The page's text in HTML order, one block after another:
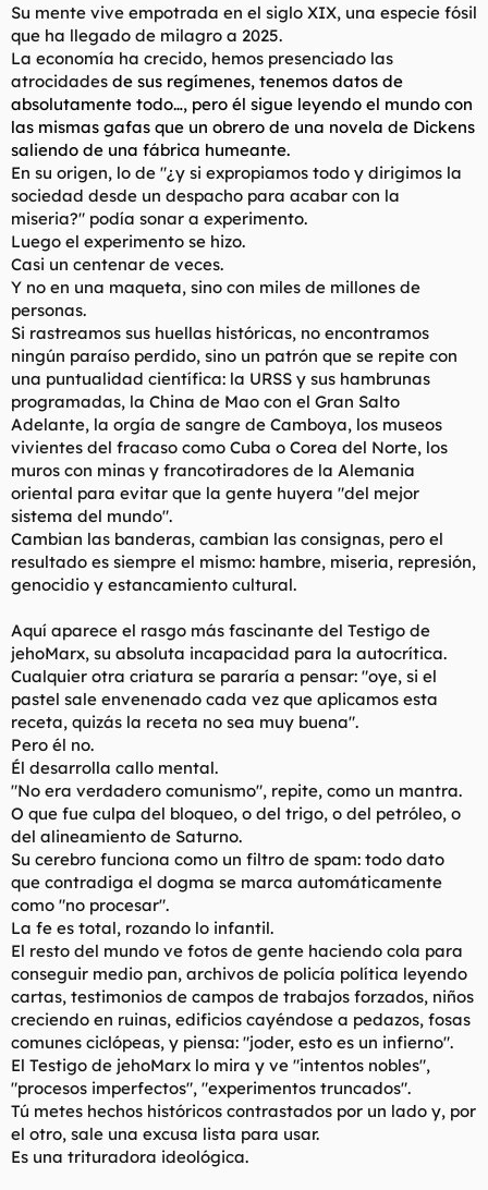
Su mente vive empotrada en el siglo XIX, una especie fósil
que ha llegado de milagro a 2025.
La economía ha crecido, hemos presenciado las
atrocidades de sus regímenes, tenemos datos de
absolutamente todo…, pero él sigue leyendo el mundo con
las mismas gafas que un obrero de una novela de Dickens
saliendo de una fábrica humeante.
En su origen, lo de "¿y si expropiamos todo y dirigimos la
sociedad desde un despacho para acabar con la
miseria?" podía sonar a experimento.
Luego el experimento se hizo.
Casi un centenar de veces.
Y no en una maqueta, sino con miles de millones de
personas.
Si rastreamos sus huellas históricas, no encontramos
ningún paraíso perdido, sino un patrón que se repite con
una puntualidad científica: la URSS y sus hambrunas
programadas, la China de Mao con el Gran Salto
Adelante, la orgía de sangre de Camboya, los museos
vivientes del fracaso como Cuba o Corea del Norte, los
muros con minas y francotiradores de la Alemania
oriental para evitar que la gente huyera "del mejor
sistema del mundo".
Cambian las banderas, cambian las consignas, pero el
resultado es siempre el mismo: hambre, miseria, represión,
genocidio y estancamiento cultural.
Aquí aparece el rasgo más fascinante del Testigo de
jehoMarx, su absoluta incapacidad para la autocrítica.
Cualquier otra criatura se pararía a pensar: "oye, si el
pastel sale envenenado cada vez que aplicamos esta
receta, quizás la receta no sea muy buena".
Pero él no.
Él desarrolla callo mental.
"No era verdadero comunismo", repite, como un mantra.
O que fue culpa del bloqueo, o del trigo, o del petróleo, o
del alineamiento de Saturno.
Su cerebro funciona como un filtro de spam: todo dato
que contradiga el dogma se marca automáticamente
como "no procesar".
La fe es total, rozando lo infantil.
El resto del mundo ve fotos de gente haciendo cola para
conseguir medio pan, archivos de policía política leyendo
cartas, testimonios de campos de trabajos forzados, niños
creciendo en ruinas, edificios cayéndose a pedazos, fosas
comunes ciclópeas, y piensa: "joder, esto es un infierno".
El Testigo de jehoMarx lo mira y ve "intentos nobles",
"procesos imperfectos", "experimentos truncados".
Tú metes hechos históricos contrastados por un lado y, por
el otro, sale una excusa lista para usar.
Es una trituradora ideológica.